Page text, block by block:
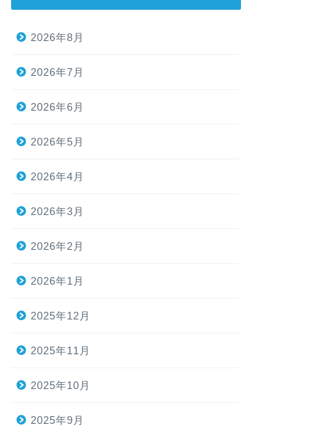
2026年8月
2026年7月
2026年6月
2026年5月
2026年4月
2026年3月
2026年2月
2026年1月
2025年12月
2025年11月
2025年10月
2025年9月